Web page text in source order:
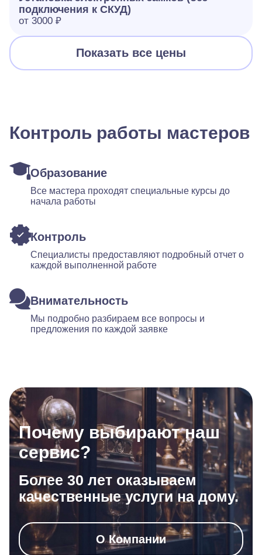
подключения к СКУД)
от 3000 ₽
Показать все цены
Контроль работы мастеров
Образование
Все мастера проходят специальные курсы до
начала работы
Контроль
Специалисты предоставляют подробный отчет о
каждой выполненной работе
Внимательность
Мы подробно разбираем все вопросы и
предложения по каждой заявке
Почему выбирают наш
сервис?
Более 30 лет оказываем
качественные услуги на дому.
О Компании